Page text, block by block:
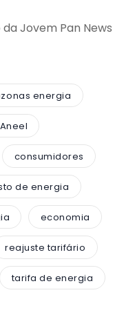
Jovem Pan News
energia
Aneel
consumidores
de energia
economia
reajuste tarifário
tarifa de energia